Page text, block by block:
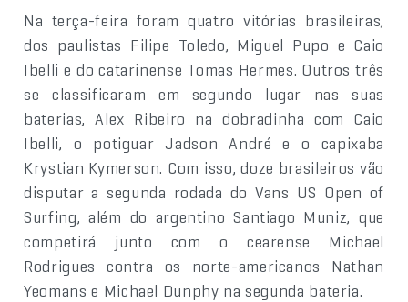
Na terça-feira foram quatro vitórias brasileiras,
dos paulistas Filipe Toledo, Miguel Pupo e Caio
Ibelli e do catarinense Tomas Hermes. Outros três
se classificaram em segundo lugar nas suas
baterias, Alex Ribeiro na dobradinha com Caio
Ibelli, o potiguar Jadson André e o capixaba
Krystian Kymerson. Com isso, doze brasileiros vão
disputar a segunda rodada do Vans US Open of
Surfing, além do argentino Santiago Muniz, que
competirá junto com o cearense Michael
Rodrigues contra os norte-americanos Nathan
Yeomans e Michael Dunphy na segunda bateria.